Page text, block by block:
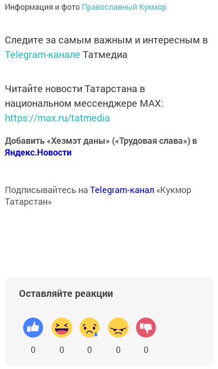
Информация и фото Православный Кукмор
Следите за самым важным и интересным в
Telegram-канале Татмедиа
Читайте новости Татарстана в
национальном мессенджере MАХ:
https://max.ru/tatmedia
Добавить «Хезмэт даны» («Трудовая слава») в
Яндекс.Новости
Подписывайтесь на Telegram-канал «Кукмор
Татарстан»
Оставляйте реакции
0 0 0 0 0